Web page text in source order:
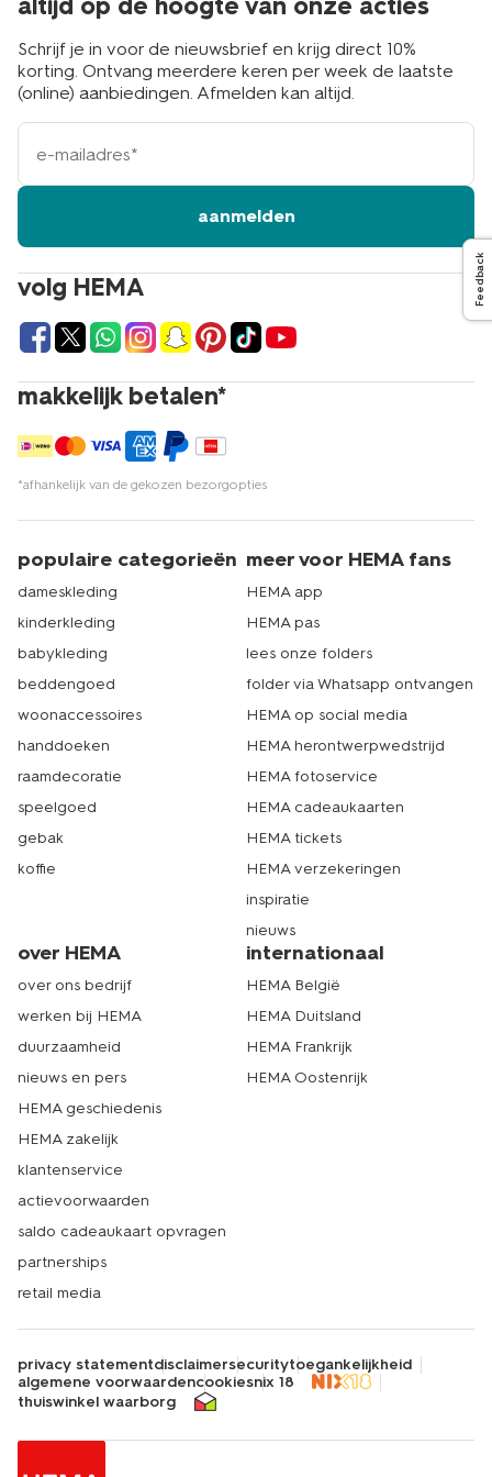
volg HEMA
makkelijk betalen*
*afhankelijk van de gekozen bezorgopties
altijd op de hoogte van onze acties
Schrijf je in voor de nieuwsbrief en krijg direct 10%
korting. Ontvang meerdere keren per week de laatste
(online) aanbiedingen. Afmelden kan altijd.
e-
mailadres
aanmelden
populaire categorieën
dameskleding
kinderkleding
babykleding
beddengoed
woonaccessoires
handdoeken
raamdecoratie
speelgoed
gebak
koffie
meer voor HEMA fans
HEMA app
HEMA pas
lees onze folders
folder via Whatsapp ontvangen
HEMA op social media
HEMA herontwerpwedstrijd
HEMA fotoservice
HEMA cadeaukaarten
HEMA tickets
HEMA verzekeringen
inspiratie
nieuws
over HEMA
over ons bedrijf
werken bij HEMA
duurzaamheid
nieuws en pers
HEMA geschiedenis
HEMA zakelijk
klantenservice
actievoorwaarden
saldo cadeaukaart opvragen
partnerships
retail media
internationaal
HEMA België
HEMA Duitsland
HEMA Frankrijk
HEMA Oostenrijk
privacy statementdisclaimersecuritytoegankelijkheid
algemene voorwaardencookiesnix 18
thuiswinkel waarborg
Feedback